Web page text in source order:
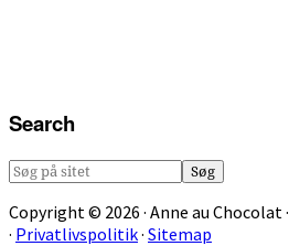
Search
Søg
sitet
Copyright © 2026 · Anne au Chocolat ·
· Privatlivspolitik· Sitemap